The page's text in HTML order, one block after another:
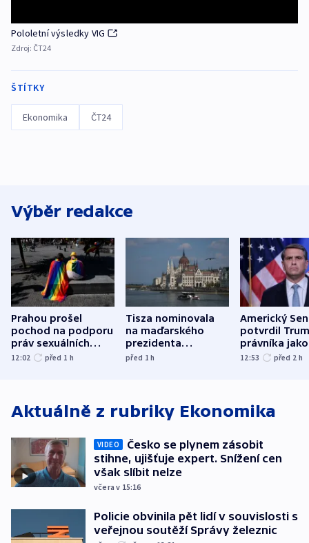
Pololetní výsledky VIG
Zdroj: ČT24
ŠTÍTKY
Ekonomika ČT24
Výběr redakce
Prahou prošel
pochod na podporu
práv sexuálních
menšin
12:02 před 1 h
Tisza nominovala
na maďarského
prezidenta
bývalého šéfa
před 1h
Americký
potvrdil
právníka jako
ministra
12:53 před 2 h
Aktuálně z rubriky Ekonomika
VIDEO
Česko se plynem zásobit
stihne, ujišťuje expert. Snížení cen
však slíbit nelze
včera v 15:16
Policie obvinila pět lidí v souvislosti s
veřejnou soutěží Správy železnic